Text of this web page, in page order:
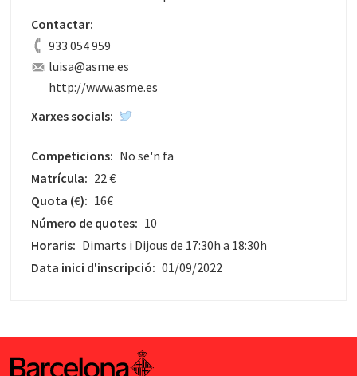
Contactar:
933 054 959
luisa@asme.es
http://www.asme.es
Xarxes socials:
Competicions: No se'n fa
Matrícula: 22 €
Quota (€): 16€
Número de quotes: 10
Horaris: Dimarts i Dijous de 17:30h a 18:30h
Data inici d'inscripció: 01/09/2022